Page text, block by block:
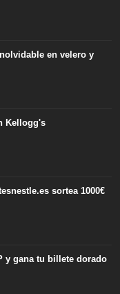
en velero y
Kellogg's
sortea 1000€
y gana tu billete dorado